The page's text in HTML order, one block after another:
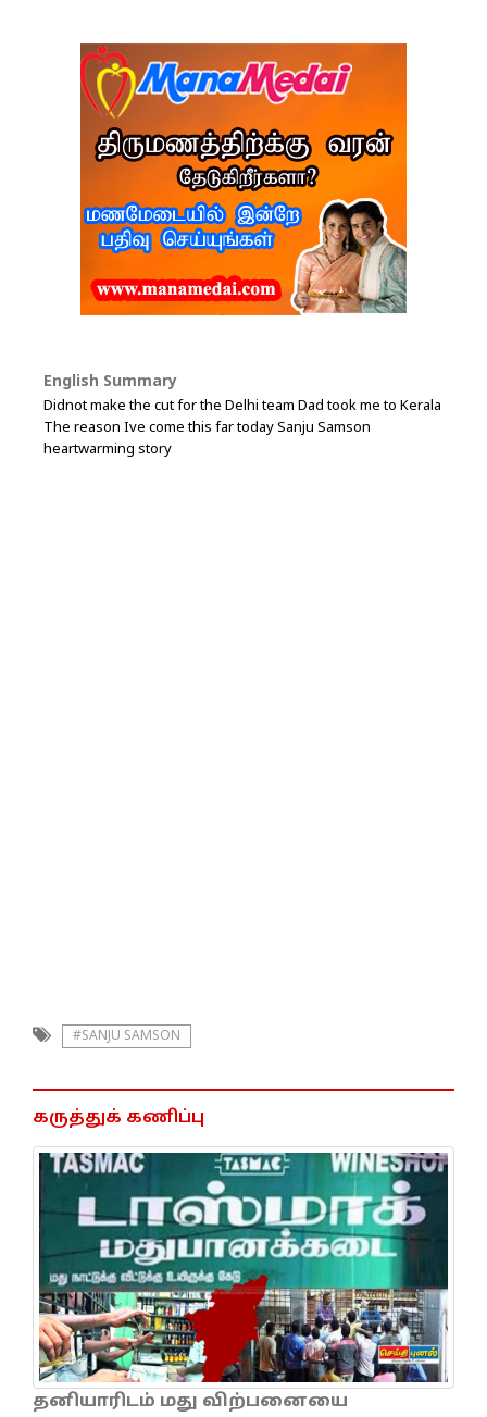
English Summary
Didnot make the cut for the Delhi team Dad took me to Kerala
The reason Ive come this far today Sanju Samson
heartwarming story
#SANJU SAMSON
கருத்துக் கணிப்பு
தனியாரிடம் மது விற்பனையை